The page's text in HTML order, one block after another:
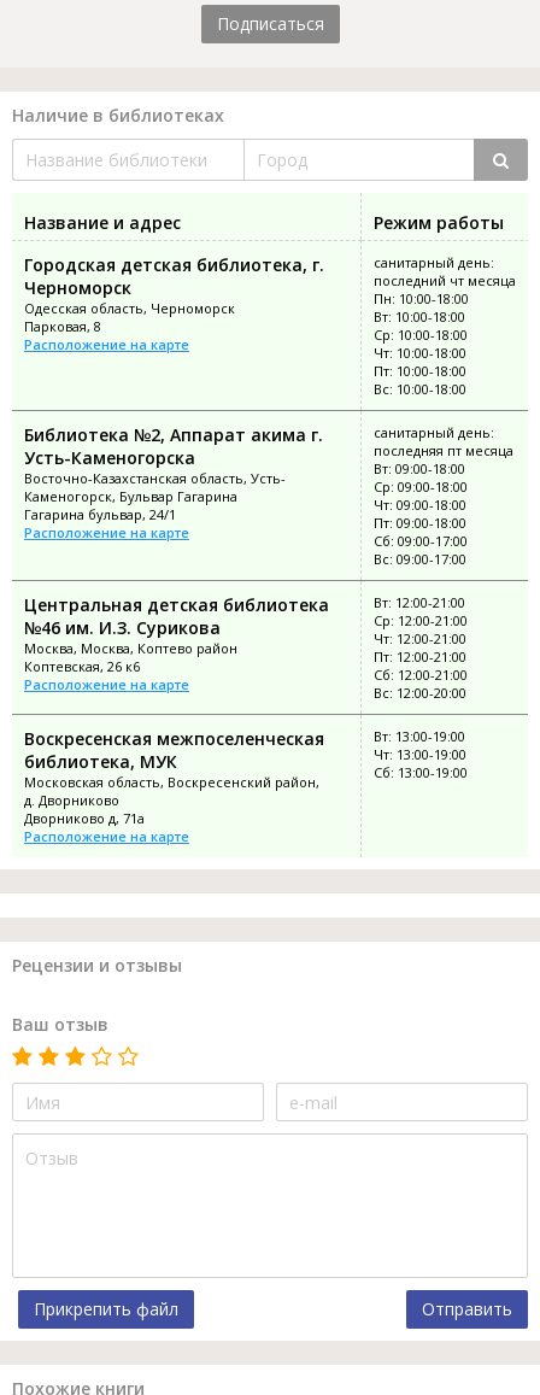
Подписаться
Наличие в библиотеках
Название и адрес
Режим работы
Городская детская библиотека, г.
Черноморск
Одесская область, Черноморск
Парковая, 8
Расположение на карте
санитарный день:
последний чт месяца
Пн: 10:00-18:00
Вт: 10:00-18:00
Ср: 10:00-18:00
Чт: 10:00-18:00
Пт: 10:00-18:00
Вс: 10:00-18:00
Библиотека №2, Аппарат акима г.
Усть-Каменогорска
Восточно-Казахстанская область, Усть-
Каменогорск, Бульвар Гагарина
Гагарина бульвар, 24/1
Расположение на карте
санитарный день:
последняя пт месяца
Вт: 09:00-18:00
Ср: 09:00-18:00
Чт: 09:00-18:00
Пт: 09:00-18:00
Сб: 09:00-17:00
Вс: 09:00-17:00
Центральная детская библиотека
№46 им. И.З. Сурикова
Москва, Москва, Коптево район
Коптевская, 26 к6
Расположение на карте
Вт: 12:00-21:00
Ср: 12:00-21:00
Чт: 12:00-21:00
Пт: 12:00-21:00
Сб: 12:00-21:00
Вс: 12:00-20:00
Воскресенская межпоселенческая
библиотека, МУК
Московская область, Воскресенский район,
д. Дворниково
Дворниково д, 71а
Расположение на карте
Вт: 13:00-19:00
Чт: 13:00-19:00
Сб: 13:00-19:00
Рецензии и отзывы
Ваш отзыв
Прикрепить файл Отправить
Похожие книги